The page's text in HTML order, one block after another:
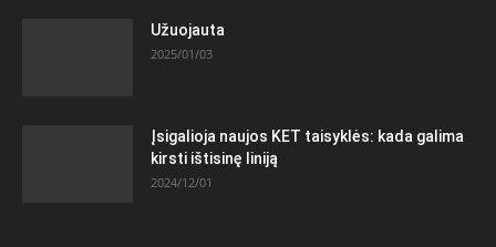
Užuojauta
2025/01/03
Įsigalioja naujos KET taisyklės: kada galima
kirsti ištisinę liniją
2024/12/01